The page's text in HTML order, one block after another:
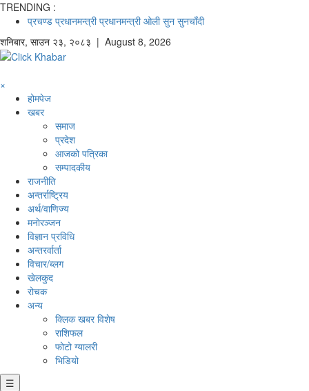
TRENDING :
प्रचण्ड प्रधानमन्त्री प्रधानमन्त्री ओली सुन सुनचाँदी
शनिबार, साउन २३, २०८३ | August 8, 2026
×
होमपेज
खबर
समाज
प्रदेश
आजको पत्रिका
सम्पादकीय
राजनीति
अन्तर्राष्ट्रिय
अर्थ/वाणिज्य
मनाेरञ्जन
विज्ञान प्रविधि
अन्तरर्वार्ता
विचार/ब्लग
खेलकुद
रोचक
अन्य
क्लिक खबर विशेष
राशिफल
फोटो ग्यालरी
भिडियो
☰